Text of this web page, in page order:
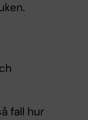
fall hur